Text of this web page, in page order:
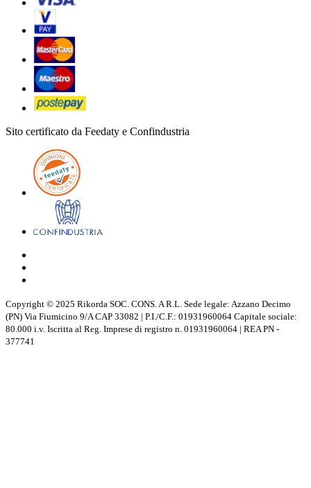
Sito certificato da Feedaty e Confindustria
Copyright © 2025 Rikorda SOC. CONS. A R.L. Sede legale: Azzano Decimo
(PN) Via Fiumicino 9/A CAP 33082 | P.I./C.F.: 01931960064 Capitale sociale:
80.000 i.v. Iscritta al Reg. Imprese di registro n. 01931960064 | REA PN -
377741